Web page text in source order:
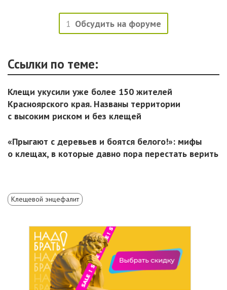
1 Обсудить на форуме
Ссылки по теме:
Клещи укусили уже более 150 жителей
Красноярского края. Названы территории
с высоким риском и без клещей
«Прыгают с деревьев и боятся белого!»: мифы
о клещах, в которые давно пора перестать верить
Клещевой энцефалит